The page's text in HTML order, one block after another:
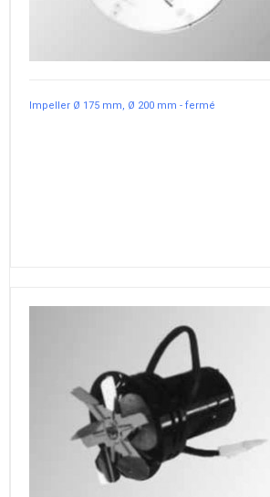
Impeller Ø 175 mm, Ø 200 mm - fermé